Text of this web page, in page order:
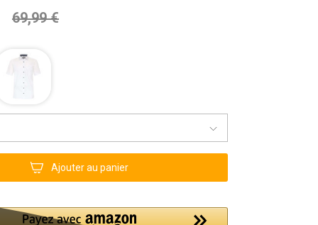
69,99 €
Ajouter au panier